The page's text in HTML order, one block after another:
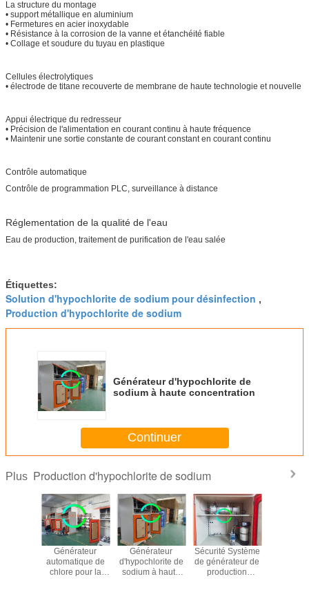
La structure du montage
• support métallique en aluminium
• Fermetures en acier inoxydable
• Résistance à la corrosion de la vanne et étanchéité fiable
• Collage et soudure du tuyau en plastique
Cellules électrolytiques
• électrode de titane recouverte de membrane de haute technologie et nouvelle
Appui électrique du redresseur
• Précision de l'alimentation en courant continu à haute fréquence
• Maintenir une sortie constante de courant constant en courant continu
Contrôle automatique
Contrôle de programmation PLC, surveillance à distance
Réglementation de la qualité de l'eau
Eau de production, traitement de purification de l'eau salée
Étiquettes:
Solution d'hypochlorite de sodium pour désinfection ,
Production d'hypochlorite de sodium
Générateur d'hypochlorite de
sodium à haute concentration
Continuer
Plus Production d'hypochlorite de sodium
Générateur
automatique de
chlore pour la
Générateur
d'hypochlorite de
sodium à haute
Sécurité Système
de générateur de
production